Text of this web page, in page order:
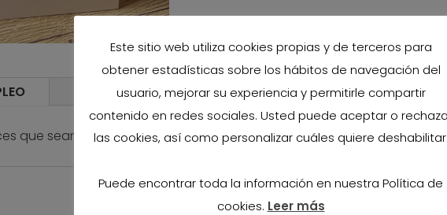
INGREDIENTES
que sean necesarias efectuando masaje hasta su total absorción.
Este sitio web utiliza cookies propias y de terceros para
obtener estadísticas sobre los hábitos de navegación del
usuario, mejorar su experiencia y permitirle compartir
contenido en redes sociales. Usted puede aceptar o
las cookies, así como personalizar cuáles quiere deshabilitar.
Puede encontrar toda la información en nuestra Política de
cookies. Leer más